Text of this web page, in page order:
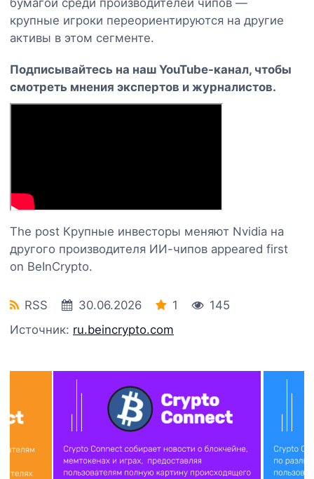
бумагой среди производителей чипов —
крупные игроки переориентируются на другие
активы в этом сегменте.
Подписывайтесь на наш YouTube-канал, чтобы
смотреть мнения экспертов и журналистов.
The post Крупные инвесторы меняют Nvidia на
другого производителя ИИ-чипов appeared first
on BeInCrypto.
RSS 30.06.2026 1
145
Источник: ru.beincrypto.com